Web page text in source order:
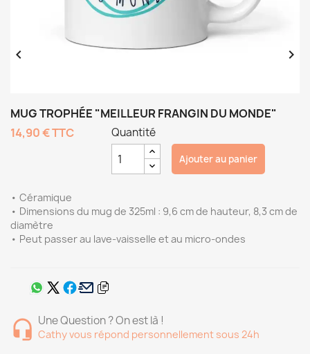
 
MUG TROPHÉE "MEILLEUR FRANGIN DU MONDE"
14,90 €TTC
• Céramique
• Dimensions du mug de 325ml : 9,6 cm de hauteur, 8,3 cm de
diamètre
• Peut passer au lave-vaisselle et au micro-ondes
Quantité
Ajouter au panier
Une Question ? On est là !
Cathy vous répond personnellement sous 24h